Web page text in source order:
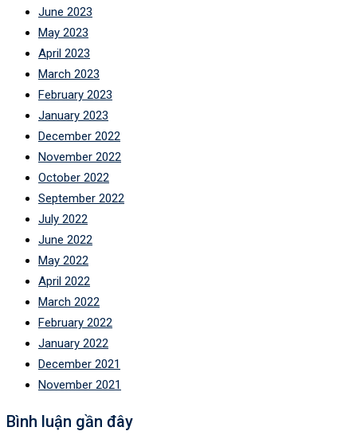
June 2023
May 2023
April 2023
March 2023
February 2023
January 2023
December 2022
November 2022
October 2022
September 2022
July 2022
June 2022
May 2022
April 2022
March 2022
February 2022
January 2022
December 2021
November 2021
Bình luận gần đây